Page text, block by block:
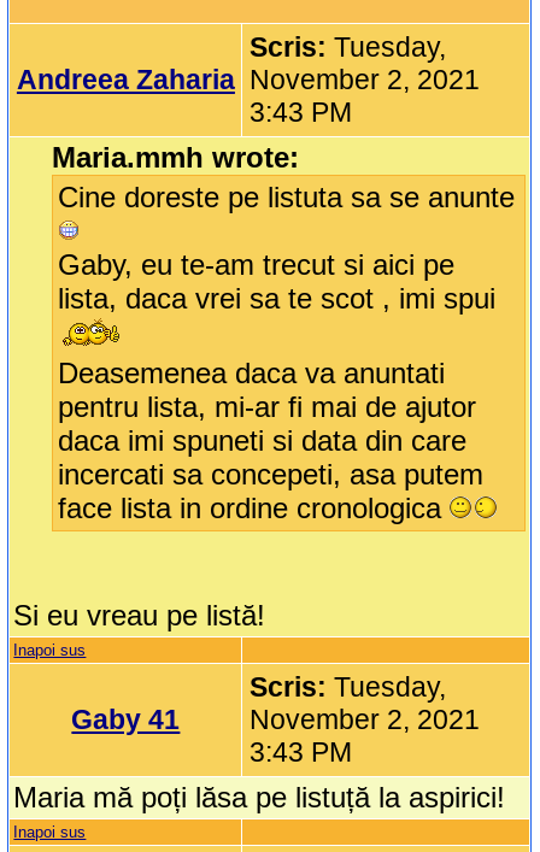
Andreea Zaharia
Scris:Tuesday,
November 2, 2021
3:43 PM
Maria.mmh wrote:
Cine doreste pe listuta sa se anunte
Gaby, eu te-am trecut si aici pe
lista, daca vrei sa te scot , imi spui
Deasemenea daca va anuntati
pentru lista, mi-ar fi mai de ajutor
daca imi spuneti si data din care
incercati sa concepeti, asa putem
face lista in ordine cronologica
Si eu vreau pe listă!
Inapoi sus
Gaby 41
Scris:Tuesday,
November 2, 2021
3:43 PM
Maria mă poți lăsa pe listuță la aspirici!
Inapoi sus